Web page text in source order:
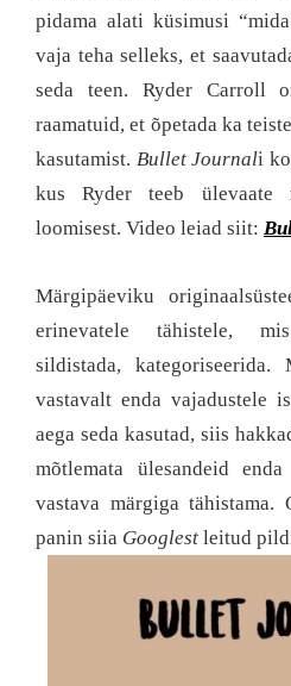
pidama alati küsimusi
vaja teha selleks, et
seda teen. Ryder Carroll
raamatuid, et õpetada ka
kasutamist. Bullet Journali
kus Ryder teeb ülevaate
loomisest. Video leiad siit:
Märgipäeviku
erinevatele tähistele,
sildistada, kategoriseerida.
vastavalt enda vajadustele
aega seda kasutad, siis
mõtlemata ülesandeid
vastava märgiga tähistama.
panin siia Googlest leitud